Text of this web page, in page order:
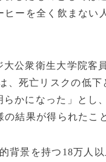
ーを全く飲まない
公衆衛生大学院客
、死亡リスクの低
かになった」とし
結果が得られたこ
景を持つ18万人以